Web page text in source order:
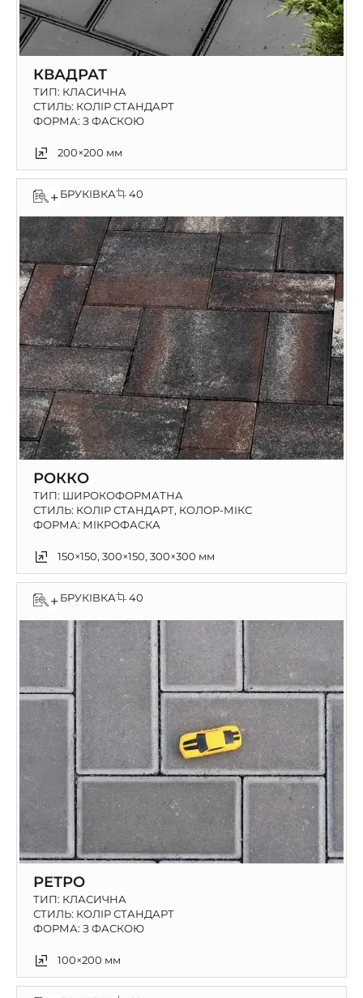
КВАДРАТ
ТИП: КЛАСИЧНА
СТИЛЬ: КОЛІР СТАНДАРТ
ФОРМА: З ФАСКОЮ
200×200 мм
+ БРУКІВКА 40
РОККО
ТИП: ШИРОКОФОРМАТНА
СТИЛЬ: КОЛІР СТАНДАРТ, КОЛОР-МІКС
ФОРМА: МІКРОФАСКА
150×150, 300×150, 300×300 мм
+ БРУКІВКА 40
РЕТРО
ТИП: КЛАСИЧНА
СТИЛЬ: КОЛІР СТАНДАРТ
ФОРМА: З ФАСКОЮ
100×200 мм